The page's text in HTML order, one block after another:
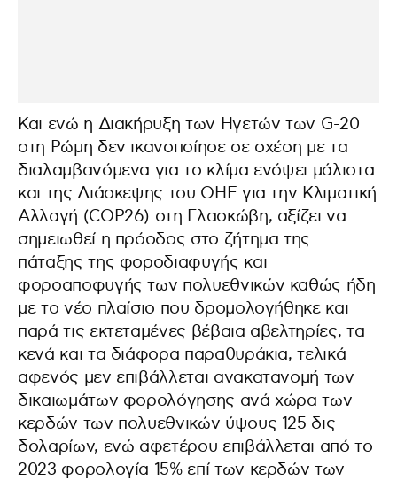
Και ενώ η Διακήρυξη των Ηγετών των G-20
στη Ρώμη δεν ικανοποίησε σε σχέση με τα
διαλαμβανόμενα για το κλίμα ενόψει μάλιστα
και της Διάσκεψης του ΟΗΕ για την Κλιματική
Αλλαγή (COP26) στη Γλασκώβη, αξίζει να
σημειωθεί η πρόοδος στο ζήτημα της
πάταξης της φοροδιαφυγής και
φοροαποφυγής των πολυεθνικών καθώς ήδη
με το νέο πλαίσιο που δρομολογήθηκε και
παρά τις εκτεταμένες βέβαια αβελτηρίες, τα
κενά και τα διάφορα παραθυράκια, τελικά
αφενός μεν επιβάλλεται ανακατανομή των
δικαιωμάτων φορολόγησης ανά χώρα των
κερδών των πολυεθνικών ύψους 125 δις
δολαρίων, ενώ αφετέρου επιβάλλεται από το
2023 φορολογία 15% επί των κερδών των